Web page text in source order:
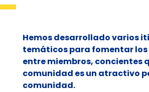
Hemos desarrollado varios
temáticos para fomentar
entre miembros, concientes
comunidad es un atractivo
comunidad.